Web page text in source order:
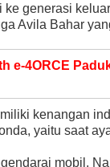
generasi
Avila Bahar
e-4ORCE
kenangan
yaitu saat
mobil.